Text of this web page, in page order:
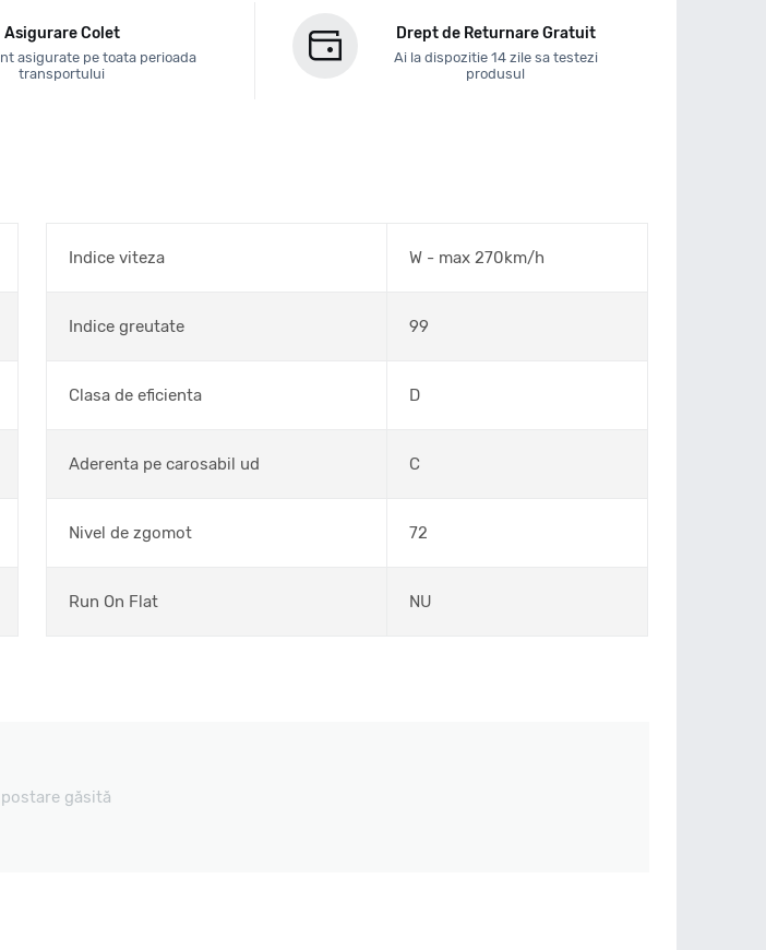
Asigurare Colet
asigurate pe toata perioada
transportului
Drept de Returnare Gratuit
Ai la dispozitie 14 zile sa testezi
produsul
Indice viteza W - max 270km/h
Indice greutate 99
Clasa de eficienta D
Aderenta pe carosabil ud C
Nivel de zgomot 72
Run On Flat NU
găsită